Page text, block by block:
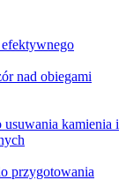
nad obiegami
usuwania kamienia i
przygotowania